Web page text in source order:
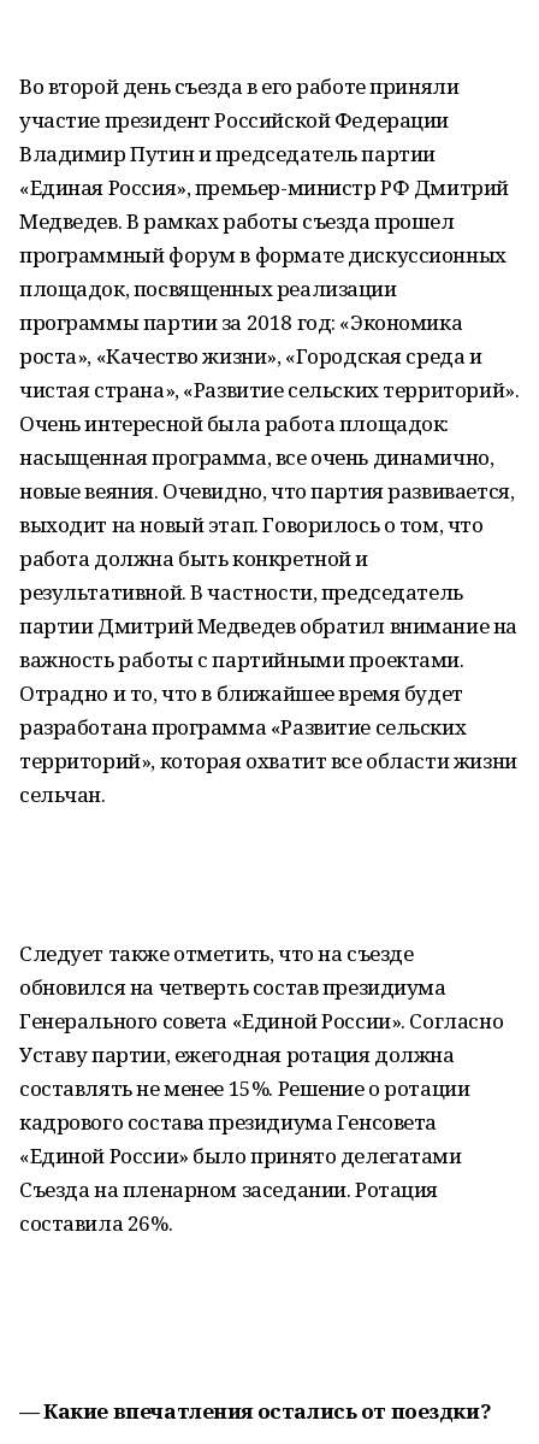
Во второй день съезда в его работе приняли
участие президент Российской Федерации
Владимир Путин и председатель партии
«Единая Россия», премьер-министр РФ Дмитрий
Медведев. В рамках работы съезда прошел
программный форум в формате дискуссионных
площадок, посвященных реализации
программы партии за 2018 год: «Экономика
роста», «Качество жизни», «Городская среда и
чистая страна», «Развитие сельских территорий».
Очень интересной была работа площадок:
насыщенная программа, все очень динамично,
новые веяния. Очевидно, что партия развивается,
выходит на новый этап. Говорилось о том, что
работа должна быть конкретной и
результативной. В частности, председатель
партии Дмитрий Медведев обратил внимание на
важность работы с партийными проектами.
Отрадно и то, что в ближайшее время будет
разработана программа «Развитие сельских
территорий», которая охватит все области жизни
сельчан.
Следует также отметить, что на съезде
обновился на четверть состав президиума
Генерального совета «Единой России». Согласно
Уставу партии, ежегодная ротация должна
составлять не менее 15%. Решение о ротации
кадрового состава президиума Генсовета
«Единой России» было принято делегатами
Съезда на пленарном заседании. Ротация
составила 26%.
— Какие впечатления остались от поездки?